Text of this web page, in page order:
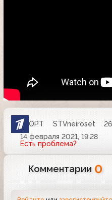
ОРТ STVneiroset
14 февраля 2021, 19:28
Есть проблема?
Комментарии 0